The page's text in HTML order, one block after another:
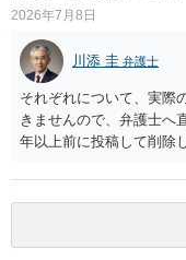
（プライバシー権侵害の
2026年7月8日
川添 圭 弁護士
それぞれについて、実際
きませんので、弁護士へ
年以上前に投稿して削除
毀損の可能性があります
す。 「私が学生時代に
利侵害とは言い難いとこ
た、といった意味であれ